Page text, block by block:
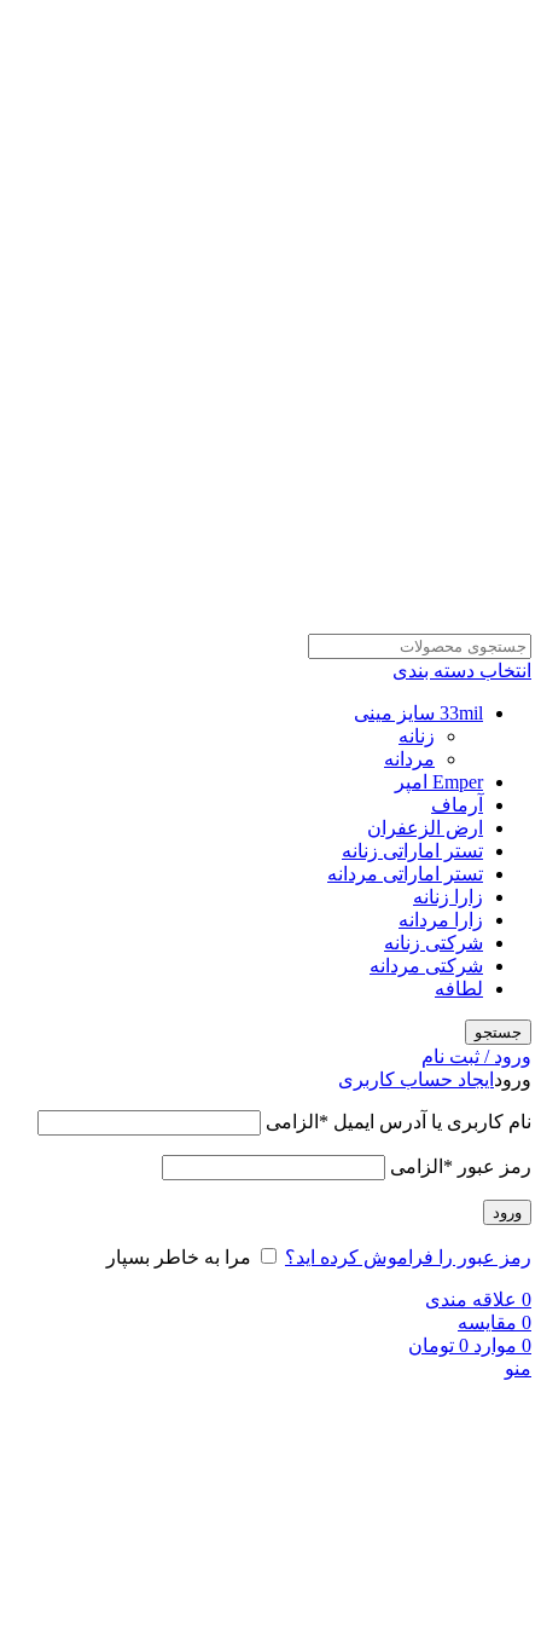
انتخاب دسته بندی
33mil سایز مینی
زنانه
مردانه
Emper امپر
آرماف
ارض الزعفران
تستر اماراتی زنانه
تستر اماراتی مردانه
زارا زنانه
زارا مردانه
شرکتی زنانه
شرکتی مردانه
لطافه
جستجو
ورود / ثبت نام
ورود ایجاد حساب کاربری
نام کاربری یا آدرس ایمیل * الزامی
رمز عبور * الزامی
ورود
رمز عبور را فراموش کرده اید؟ مرا به خاطر بسپار
0 علاقه مندی
0 مقایسه
0 موارد 0 تومان
منو